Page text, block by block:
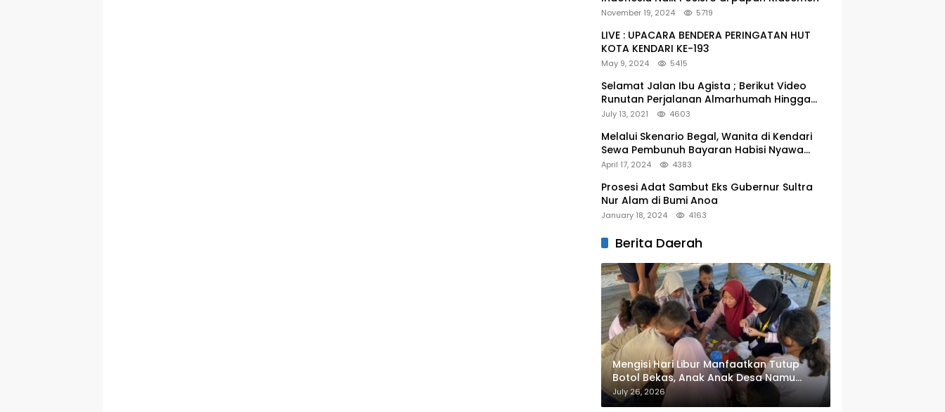
November 19, 2024 5719
LIVE : UPACARA BENDERA PERINGATAN HUT
KOTA KENDARI KE-193
May 9, 2024 5415
Selamat Jalan Ibu Agista ; Berikut Video
Runutan Perjalanan Almarhumah Hingga
Menuju Peristirahatan Terakhir
July 13, 2021 4603
Melalui Skenario Begal, Wanita di Kendari
Sewa Pembunuh Bayaran Habisi Nyawa
Mertuanya
April 17, 2024 4383
Prosesi Adat Sambut Eks Gubernur Sultra
Nur Alam di Bumi Anoa
January 18, 2024 4163
Berita Daerah
Mengisi Hari Libur Manfaatkan Tutup
Botol Bekas, Anak Anak Desa Namu
Bikin Gantungan Kunci Bernilai Ekonomi
July 26, 2026